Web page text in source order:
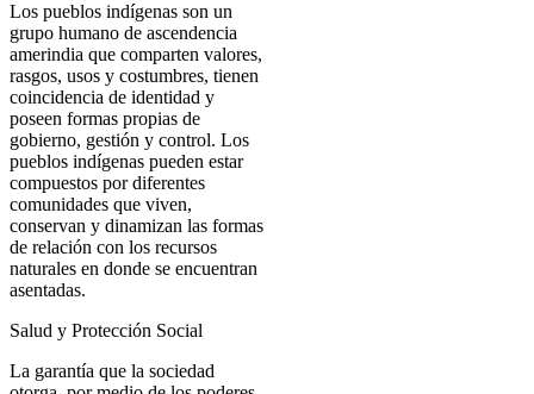
Los pueblos indígenas son un
grupo humano de ascendencia
amerindia que comparten valores,
rasgos, usos y costumbres, tienen
coincidencia de identidad y
poseen formas propias de
gobierno, gestión y control. Los
pueblos indígenas pueden estar
compuestos por diferentes
comunidades que viven,
conservan y dinamizan las formas
de relación con los recursos
naturales en donde se encuentran
asentadas.
Salud y Protección Social
La garantía que la sociedad